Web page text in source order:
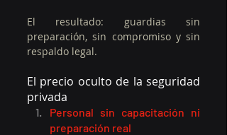
El resultado: guardias sin
preparación, sin compromiso y sin
respaldo legal.
El precio oculto de la seguridad
privada
Personal sin capacitación ni
preparación real